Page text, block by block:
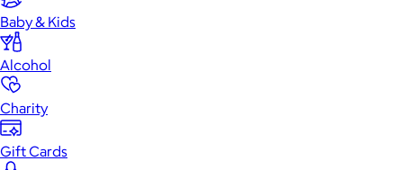
Baby & Kids
Alcohol
Charity
Gift Cards